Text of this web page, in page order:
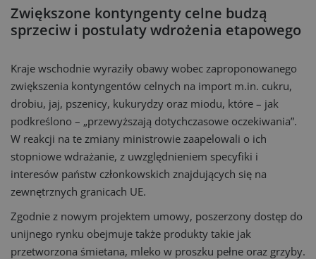
Zwiększone kontyngenty celne budzą
sprzeciw i postulaty wdrożenia etapowego
Kraje wschodnie wyraziły obawy wobec zaproponowanego
zwiększenia kontyngentów celnych na import m.in. cukru,
drobiu, jaj, pszenicy, kukurydzy oraz miodu, które – jak
podkreślono – „przewyższają dotychczasowe oczekiwania”.
W reakcji na te zmiany ministrowie zaapelowali o ich
stopniowe wdrażanie, z uwzględnieniem specyfiki i
interesów państw członkowskich znajdujących się na
zewnętrznych granicach UE.
Zgodnie z nowym projektem umowy, poszerzony dostęp do
unijnego rynku obejmuje także produkty takie jak
przetworzona śmietana, mleko w proszku pełne oraz grzyby.